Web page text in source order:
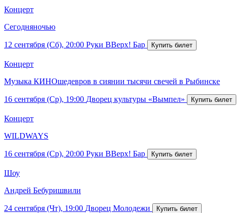
Концерт
Сегодняночью
12 сентября (Сб), 20:00 Руки ВВерх! Бар
Концерт
Музыка КИНОшедевров в сиянии тысячи свечей в Рыбинске
16 сентября (Ср), 19:00 Дворец культуры «Вымпел»
Концерт
WILDWAYS
16 сентября (Ср), 20:00 Руки ВВерх! Бар
Шоу
Андрей Бебуришвили
24 сентября (Чт), 19:00 Дворец Молодежи